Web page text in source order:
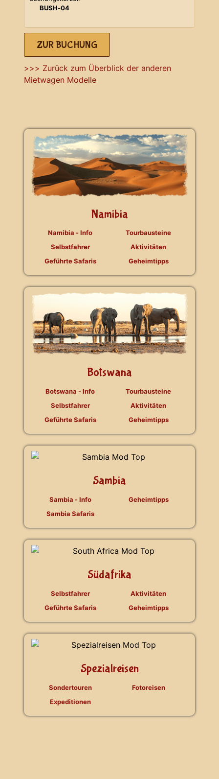
BUSH-04
ZUR BUCHUNG
>>> Zurück zum Überblick der anderen
Mietwagen Modelle
Namibia
Namibia - Info
Selbstfahrer
Geführte Safaris
Tourbausteine
Aktivitäten
Geheimtipps
Botswana
Botswana - Info
Selbstfahrer
Geführte Safaris
Tourbausteine
Aktivitäten
Geheimtipps
Sambia
Sambia - Info
Sambia Safaris
Geheimtipps
Südafrika
Selbstfahrer
Geführte Safaris
Aktivitäten
Geheimtipps
Spezialreisen
Sondertouren
Expeditionen
Fotoreisen